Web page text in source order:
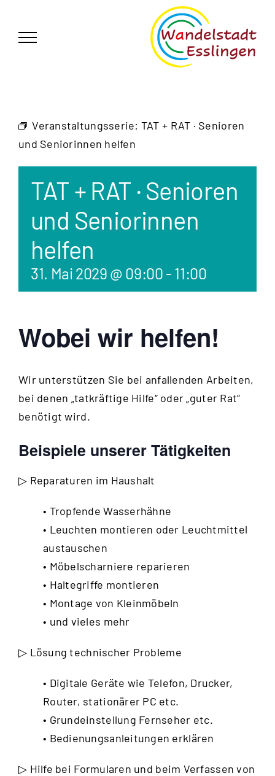
springen
Veranstaltungsserie: TAT + RAT · Senioren
und Seniorinnen helfen
TAT + RAT · Senioren
und Seniorinnen
helfen
31. Mai 2029 @ 09:00 - 11:00
Wobei wir helfen!
Wir unterstützen Sie bei anfallenden Arbeiten,
bei denen „tatkräftige Hilfe“ oder „guter Rat“
benötigt wird.
Beispiele unserer Tätigkeiten
▷ Reparaturen im Haushalt
• Tropfende Wasserhähne
• Leuchten montieren oder Leuchtmittel
austauschen
• Möbelscharniere reparieren
• Haltegriffe montieren
• Montage von Kleinmöbeln
• und vieles mehr
▷ Lösung technischer Probleme
• Digitale Geräte wie Telefon, Drucker,
Router, stationärer PC etc.
• Grundeinstellung Fernseher etc.
• Bedienungsanleitungen erklären
▷ Hilfe bei Formularen und beim Verfassen von